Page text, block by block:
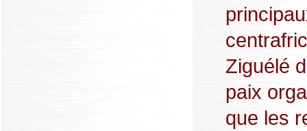
Ziguélé
paix
que les